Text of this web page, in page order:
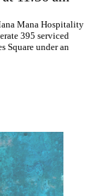
Mana Hospitality
395 serviced
Square under an